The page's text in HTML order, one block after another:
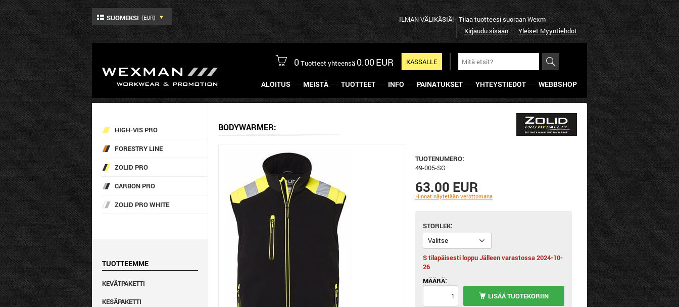
SUOMEKSI (EUR) ILMAN VÄLIKÄSIÄ! - Tilaa tuotteesi suoraan Wexman Workwear:lta
Yksinkertaisesti
Kirjaudu sisään
Yleiset Myyntiehdot
KASSALLE
0Tuotteet yhteensä 0.00EUR
ALOITUS MEISTÄ TUOTTEET INFO PAINATUKSET YHTEYSTIEDOT WEBBSHOP
HIGH-VIS PRO
FORESTRY LINE
ZOLID PRO
CARBON PRO
ZOLID PRO WHITE
TUOTTEEMME
KEVÄTPAKETTI
KESÄPAKETTI
BODYWARMER
TUOTENUMERO:
49-005-SG
63.00 EUR
Hinnat näytetään verottomana
STORLEK
S tilapäisesti loppu Jälleen varastossa 2024-10-
26
MÄÄRÄ:
LISÄÄ TUOTEKORIIN